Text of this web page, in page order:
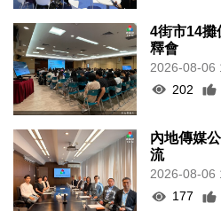
4街市14攤
釋會
2026-08-06
202
內地傳媒
流
2026-08-06
177